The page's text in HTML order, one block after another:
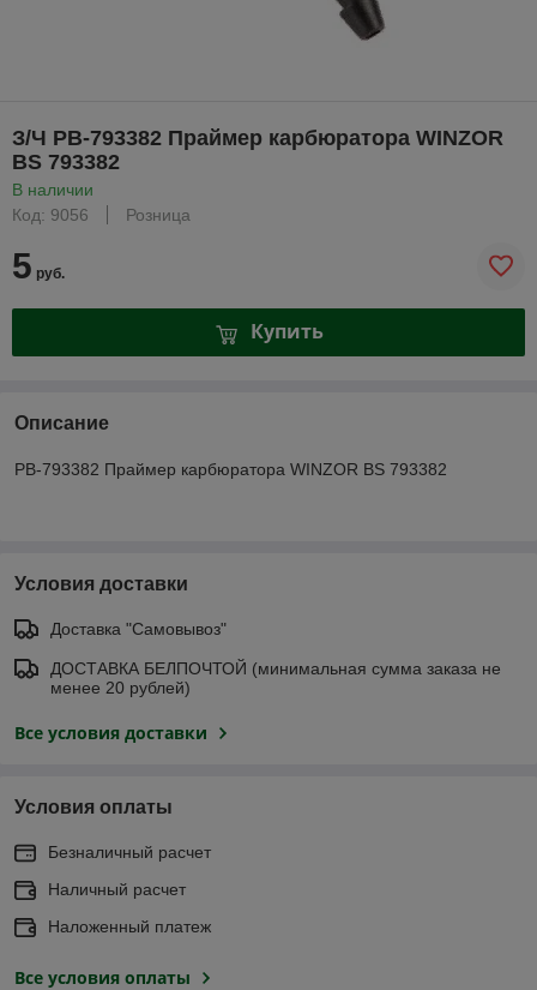
З/Ч PB-793382 Праймер карбюратора WINZOR
BS 793382
В наличии
Код: 9056
Розница
5 руб.
Купить
Описание
PB-793382 Праймер карбюратора WINZOR BS 793382
Условия доставки
Доставка "Самовывоз"
ДОСТАВКА БЕЛПОЧТОЙ (минимальная сумма заказа не
менее 20 рублей)
Все условия доставки
Условия оплаты
Безналичный расчет
Наличный расчет
Наложенный платеж
Все условия оплаты